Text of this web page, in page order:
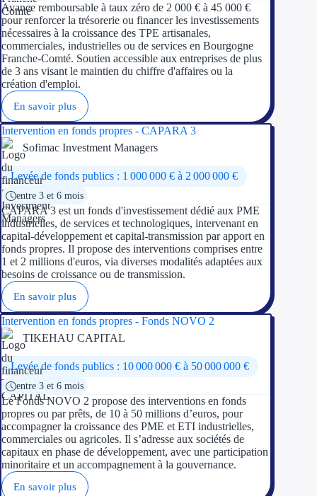
Avance remboursable à taux zéro de 2 000 € à 45 000 €
pour renforcer la trésorerie ou financer les investissements
nécessaires à la croissance des TPE artisanales,
commerciales, industrielles ou de services en Bourgogne
Franche-Comté. Soutien accessible aux entreprises de plus
de 3 ans visant le maintien du chiffre d'affaires ou la
création d'emploi.
En savoir plus
Intervention en fonds propres - CAPARA 3
Sofimac Investment Managers
Levée de fonds publics : 1 000 000 € à 2 000 000 €
entre 3 et 6 mois
CAPARA 3 est un fonds d'investissement dédié aux PME
industrielles, de services et technologiques, intervenant en
capital-développement et capital-transmission par apport en
fonds propres. Il propose des interventions comprises entre
1 et 2 millions d'euros, via diverses modalités adaptées aux
besoins de croissance ou de transmission.
En savoir plus
Intervention en fonds propres - Fonds NOVO 2
TIKEHAU CAPITAL
Levée de fonds publics : 10 000 000 € à 50 000 000 €
entre 3 et 6 mois
Le Fonds NOVO 2 propose des interventions en fonds
propres ou par prêts, de 10 à 50 millions d’euros, pour
accompagner la croissance des PME et ETI industrielles,
commerciales ou agricoles. Il s’adresse aux sociétés de
capitaux en phase de développement, avec une participation
minoritaire et un accompagnement à la gouvernance.
En savoir plus